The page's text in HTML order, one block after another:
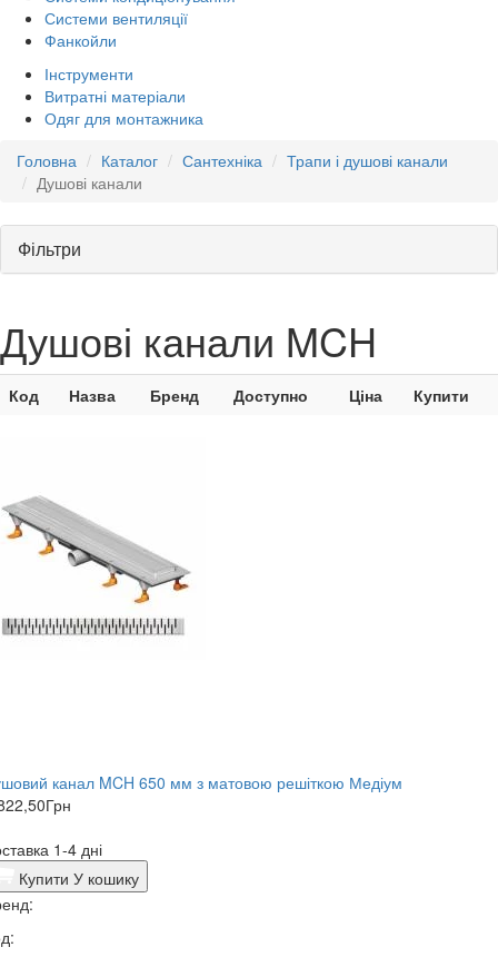
Системи вентиляції
Фанкойли
Інструменти
Витратні матеріали
Одяг для монтажника
Головна
Каталог Сантехніка
Трапи і душові канали
Душові канали
Фільтри
Душові канали MCH
Код Назва Бренд Доступно Ціна Купити
канал MCH 650 мм з матовою решіткою Медіум
Грн
1-4 дні
Купити У кошику